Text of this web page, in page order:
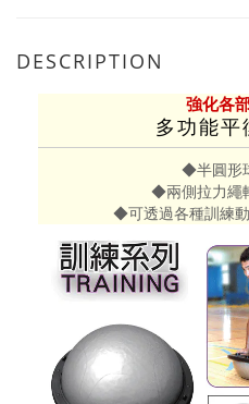
DESCRIPTION
強化各
多功能平
◆半圓形
◆兩側拉力繩
◆可透過各種訓練